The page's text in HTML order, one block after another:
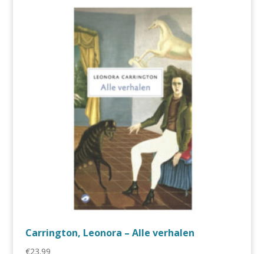
Carrington, Leonora – Alle verhalen
€23.99